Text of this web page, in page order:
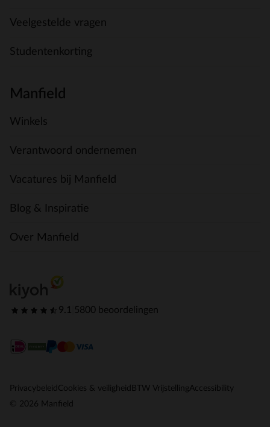
Veelgestelde vragen
Studentenkorting
Manfield
Winkels
Verantwoord ondernemen
Vacatures bij Manfield
Blog & Inspiratie
Over Manfield
9.1 5800 beoordelingen
Privacybeleid Cookies & veiligheid BTW VrijstellingAccessibility
© 2026 Manfield